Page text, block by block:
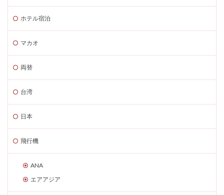
ホテル宿泊
マカオ
両替
台湾
日本
飛行機
ANA
エアアジア